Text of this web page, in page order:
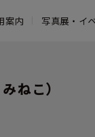
案内 写真展・イ
ねこ）